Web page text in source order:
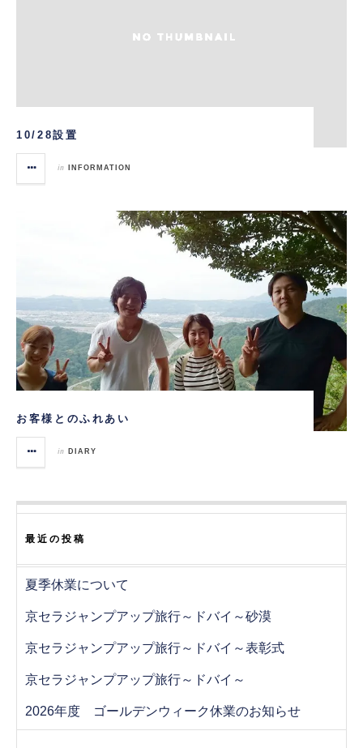
10/28設置
in INFORMATION
お客様とのふれあい
in DIARY
最近の投稿
夏季休業について
京セラジャンプアップ旅行～ドバイ～砂漠
京セラジャンプアップ旅行～ドバイ～表彰式
京セラジャンプアップ旅行～ドバイ～
2026年度 ゴールデンウィーク休業のお知らせ